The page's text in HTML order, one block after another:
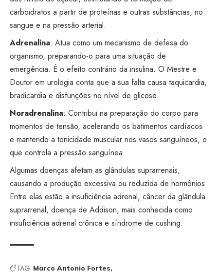
carboidratos a partir de proteínas e outras substâncias, no
sangue e na pressão arterial.
Adrenalina: Atua como um mecanismo de defesa do
organismo, preparando-o para uma situação de
emergência. É o efeito contrário da insulina. O Mestre e
Doutor em urologia conta que a sua falta causa taquicardia,
bradicardia e disfunções no nível de glicose.
Noradrenalina: Contribui na preparação do corpo para
momentos de tensão, acelerando os batimentos cardíacos
e mantendo a tonicidade muscular nos vasos sanguíneos, o
que controla a pressão sanguínea.
Algumas doenças afetam as glândulas suprarrenais,
causando a produção excessiva ou reduzida de hormônios.
Entre elas estão a insuficiência adrenal, câncer da glândula
suprarrenal, doença de Addison, mais conhecida como
insuficiência adrenal crônica e síndrome de cushing.
TAG: Marco Antonio Fortes